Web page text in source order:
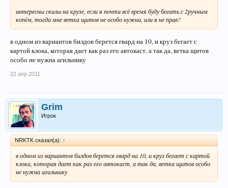
интересны скилы на крузе, если я почти всё время буду бегать с 2ручным
копём, тогда мне ветка щитов не особо нужна, или я не прав?
в одном из вариантов билдов берется гвард на 10, и круз бегает с
картой клока, которая дает как раз его автокаст, а так да, ветка щитов
особо не нужна агильнику
22 апр 2011
Grim
Игрок
NRKTK сказал(а): ↑
в одном из вариантов билдов берется гвард на 10, и круз бегает с картой
клока, которая дает как раз его автокаст, а так да, ветка щитов особо
не нужна агильнику